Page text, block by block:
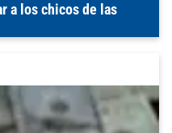
a los chicos de las